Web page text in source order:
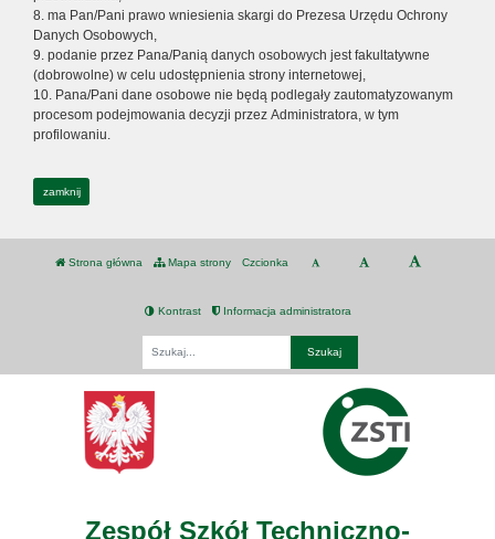
8. ma Pan/Pani prawo wniesienia skargi do Prezesa Urzędu Ochrony
Danych Osobowych,
9. podanie przez Pana/Panią danych osobowych jest fakultatywne
(dobrowolne) w celu udostępnienia strony internetowej,
10. Pana/Pani dane osobowe nie będą podlegały zautomatyzowanym
procesom podejmowania decyzji przez Administratora, w tym
profilowaniu.
zamknij
Strona główna Mapa strony Czcionka
Kontrast Informacja administratora
Zespół Szkół Techniczno-